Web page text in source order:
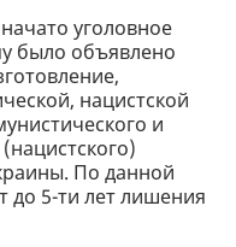
уголовное
было объявлено
нацистской
и
По данной
до 5-ти лет лишения